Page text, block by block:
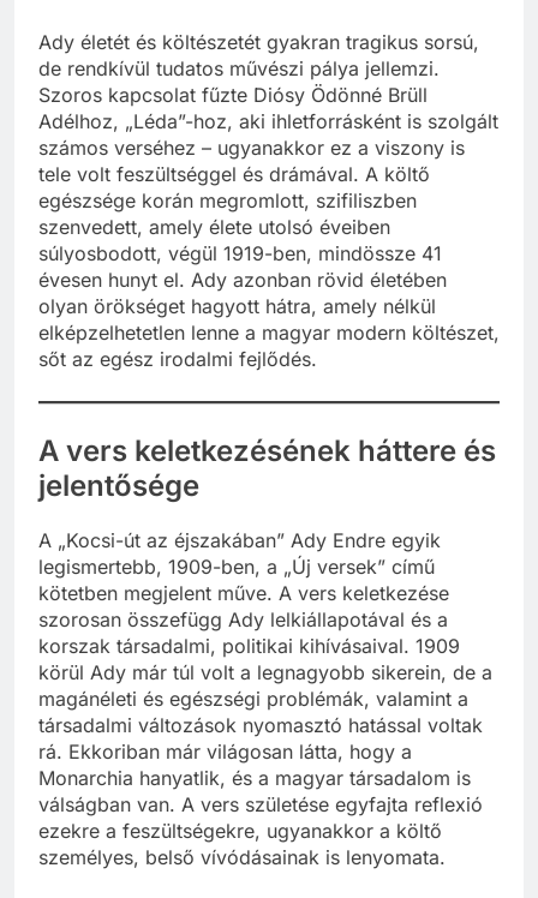
Ady életét és költészetét gyakran tragikus sorsú,
de rendkívül tudatos művészi pálya jellemzi.
Szoros kapcsolat fűzte Diósy Ödönné Brüll
Adélhoz, „Léda”-hoz, aki ihletforrásként is szolgált
számos verséhez – ugyanakkor ez a viszony is
tele volt feszültséggel és drámával. A költő
egészsége korán megromlott, szifiliszben
szenvedett, amely élete utolsó éveiben
súlyosbodott, végül 1919-ben, mindössze 41
évesen hunyt el. Ady azonban rövid életében
olyan örökséget hagyott hátra, amely nélkül
elképzelhetetlen lenne a magyar modern költészet,
sőt az egész irodalmi fejlődés.
A vers keletkezésének háttere és
jelentősége
A „Kocsi-út az éjszakában” Ady Endre egyik
legismertebb, 1909-ben, a „Új versek” című
kötetben megjelent műve. A vers keletkezése
szorosan összefügg Ady lelkiállapotával és a
korszak társadalmi, politikai kihívásaival. 1909
körül Ady már túl volt a legnagyobb sikerein, de a
magánéleti és egészségi problémák, valamint a
társadalmi változások nyomasztó hatással voltak
rá. Ekkoriban már világosan látta, hogy a
Monarchia hanyatlik, és a magyar társadalom is
válságban van. A vers születése egyfajta reflexió
ezekre a feszültségekre, ugyanakkor a költő
személyes, belső vívódásainak is lenyomata.